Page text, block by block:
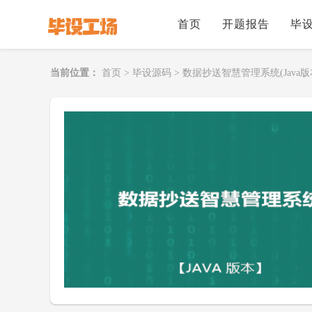
首页 开题报告 毕
当前位置： 首页 > 毕设源码 > 数据抄送智慧管理系统(Java